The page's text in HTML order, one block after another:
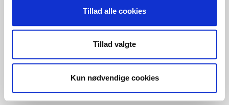
Tillad alle cookies
Tillad valgte
Kun nødvendige cookies